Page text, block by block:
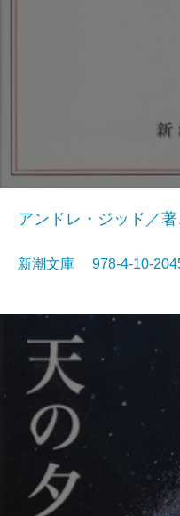
アンドレ・ジッド／
新潮文庫 978-4-10-